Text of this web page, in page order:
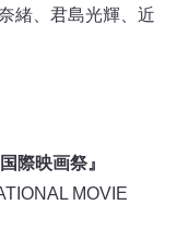
緒、君島光輝、近
際映画祭』
MOVIE